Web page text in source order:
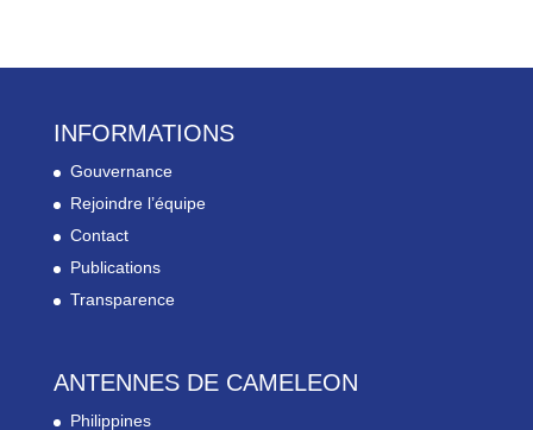
INFORMATIONS
Gouvernance
Rejoindre l’équipe
Contact
Publications
Transparence
ANTENNES DE CAMELEON
Philippines